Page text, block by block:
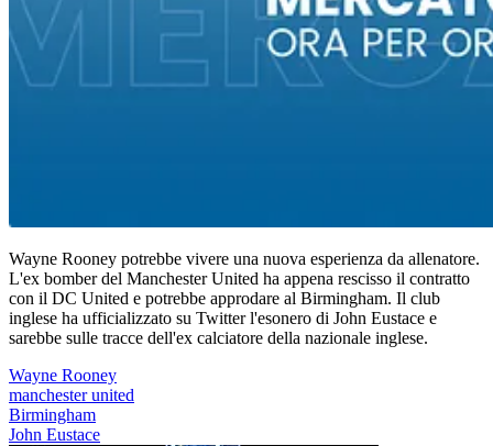
Wayne Rooney potrebbe vivere una nuova esperienza da allenatore.
L'ex bomber del Manchester United ha appena rescisso il contratto
con il DC United e potrebbe approdare al Birmingham. Il club
inglese ha ufficializzato su Twitter l'esonero di John Eustace e
sarebbe sulle tracce dell'ex calciatore della nazionale inglese.
Wayne Rooney
manchester united
Birmingham
John Eustace